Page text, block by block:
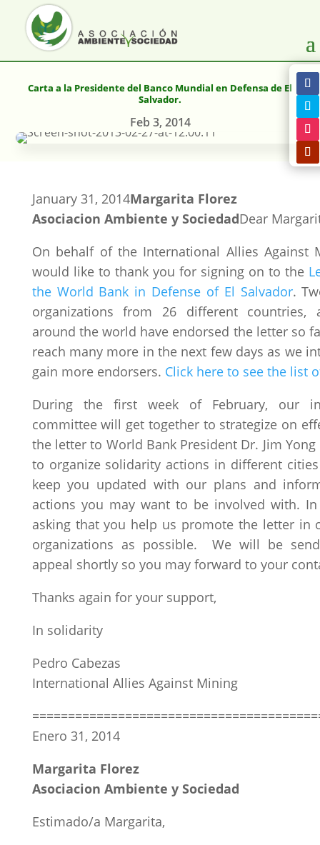
Carta a la Presidente del Banco Mundial en Defensa de El
Salvador.
Feb 3, 2014
January 31, 2014Margarita Florez
Asociacion Ambiente y SociedadDear
On behalf of the International Allies Against
would like to thank you for signing on to the
the World Bank in Defense of El Salvador.
organizations from 26 different countries,
around the world have endorsed the letter so
reach many more in the next few days as we
gain more endorsers. Click here to see the list
During the first week of February, our
committee will get together to strategize on
the letter to World Bank President Dr. Jim
to organize solidarity actions in different
keep you updated with our plans and
actions you may want to be involved with.
asking that you help us promote the letter in
organizations as possible. We will be
appeal shortly so you may forward to your
Thanks again for your support,
In solidarity
Pedro Cabezas
International Allies Against Mining
Enero 31, 2014
Margarita Florez
Asociacion Ambiente y Sociedad
Estimado/a Margarita,